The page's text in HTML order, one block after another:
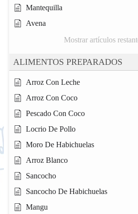
Mantequilla
Avena
Mostrar artículos
ALIMENTOS PREPARADOS
Arroz Con Leche
Arroz Con Coco
Pescado Con Coco
Locrio De Pollo
Moro De Habichuelas
Arroz Blanco
Sancocho
Sancocho De Habichuelas
Mangu